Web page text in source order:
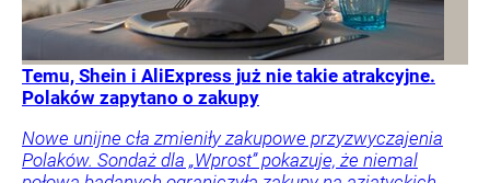
Temu, Shein i AliExpress już nie takie atrakcyjne.
Polaków zapytano o zakupy
Nowe unijne cła zmieniły zakupowe przyzwyczajenia
Polaków. Sondaż dla „Wprost” pokazuje, że niemal